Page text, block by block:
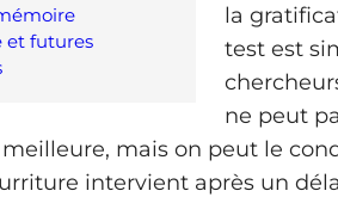
et futures
la
test est
ne peut
mais on peut le
intervient après un